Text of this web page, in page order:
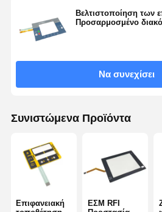
Βελτιστοποίηση των
Προσαρμοσμένο
Να συνεχίσει
Συνιστώμενα Προϊόντα
Επιφανειακή
ΕΣΜ RFI